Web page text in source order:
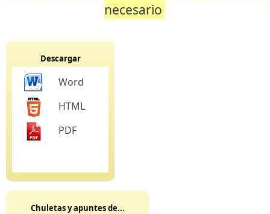
necesario
Descargar
Word
HTML
PDF
Chuletas y apuntes de...